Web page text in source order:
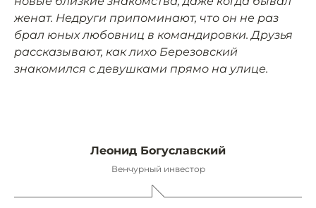
женат. Недруги припоминают, что он не раз
брал юных любовниц в командировки. Друзья
рассказывают, как лихо Березовский
знакомился с девушками прямо на улице.
Леонид Богуславский
Венчурный инвестор